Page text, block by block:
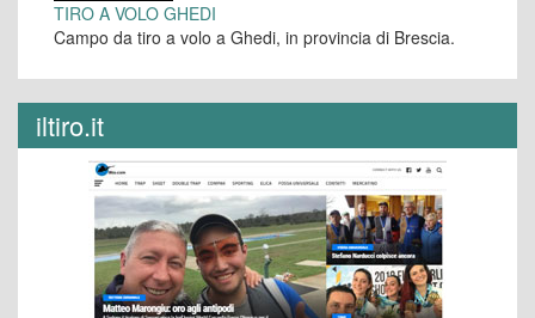
TIRO A VOLO GHEDI
Campo da tiro a volo a Ghedi, in provincia di Brescia.
iltiro.it